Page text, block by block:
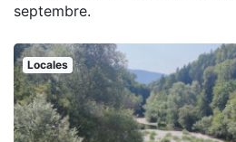
septembre.
Locales